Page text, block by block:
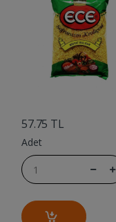
57.75 TL
Adet